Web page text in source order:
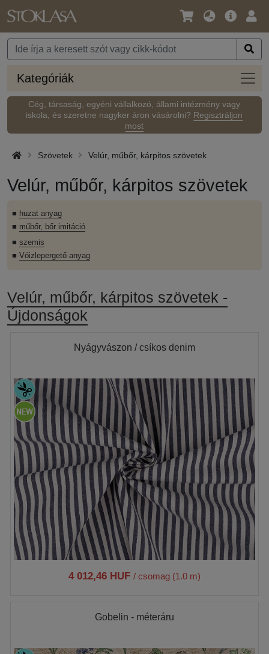
Nyelv
Pénznem
Fő
Kategóriák
Cég, társaság, egyéni vállalkozó, állami intézmény vagy
iskola, és szeretne nagyker áron vásárolni? Regisztráljon
most
Szövetek Velúr, műbőr, kárpitos szövetek
Velúr, műbőr, kárpitos szövetek
■ huzat anyag
■ műbőr, bőr imitáció
■ szemis
■ Vóizlepergető anyag
Velúr, műbőr, kárpitos szövetek -
Újdonságok
Nyágyvászon / csíkos denim
4 012,46 HUF / csomag (1.0 m)
Gobelin - méteráru